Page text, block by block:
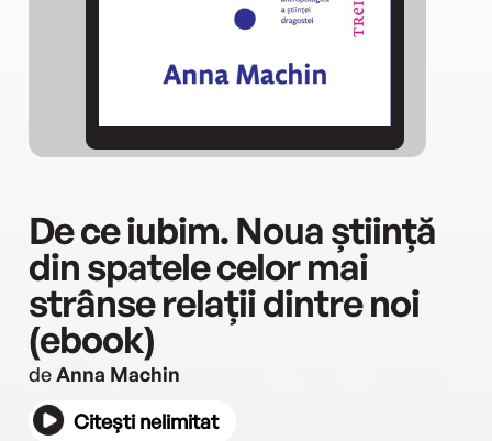
De ce iubim. Noua știință
din spatele celor mai
strânse relații dintre noi
(ebook)
deAnna Machin
Citești nelimitat